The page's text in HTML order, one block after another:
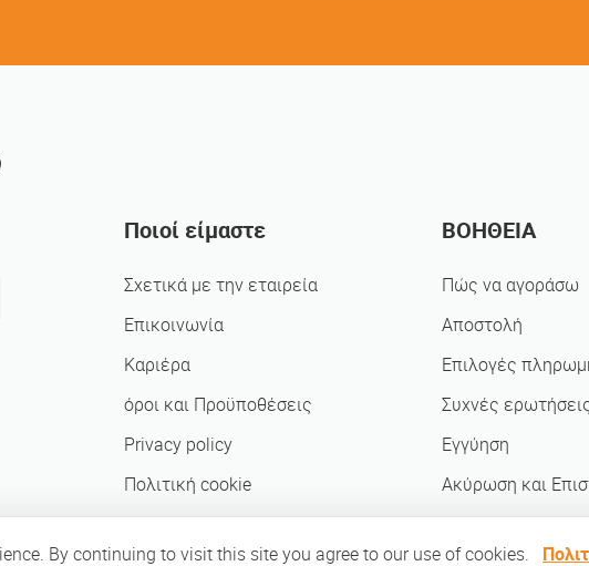
Ποιοί είμαστε
Σχετικά με την εταιρεία
Επικοινωνία
Καριέρα
όροι και Προϋποθέσεις
Privacy policy
Πολιτική cookie
ΒΟΗΘΕΙΑ
Πώς να αγοράσω
Αποστολή
Επιλογές
Συχνές
Εγγύηση
Ακύρωση και
By continuing to visit this site you agree to our use of cookies.